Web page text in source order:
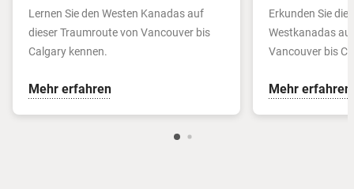
Lernen Sie den Westen Kanadas auf
dieser Traumroute von Vancouver bis
Calgary kennen.
Mehr erfahren
Erkunden Sie
Westkanadas
Vancouver bis
Mehr erfahren